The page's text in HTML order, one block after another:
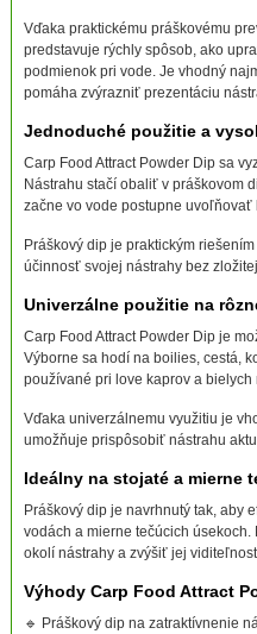
Vďaka praktickému práškovému
predstavuje rýchly spôsob, ako
podmienok pri vode. Je vhodný
pomáha zvýrazniť prezentáciu
Jednoduché použitie a
Carp Food Attract Powder Dip sa
Nástrahu stačí obaliť v práškovom
začne vo vode postupne uvoľňovať
Práškový dip je praktickým
účinnosť svojej nástrahy bez
Univerzálne použitie na
Carp Food Attract Powder Dip je
Výborne sa hodí na boilies, cestá,
používané pri love kaprov a bielych
Vďaka univerzálnemu využitiu je
umožňuje prispôsobiť nástrahu
Ideálny na stojaté a mierne
Práškový dip je navrhnutý tak, aby
vodách a mierne tečúcich
okolí nástrahy a zvýšiť jej
Výhody Carp Food Attract
🔹 Práškový dip na zatraktívnenie